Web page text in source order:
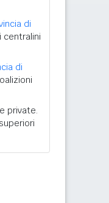
di
centralini
di
private.